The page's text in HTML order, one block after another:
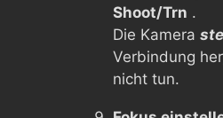
Shoot/Trn .
Die Kamera
Verbindung
nicht tun.